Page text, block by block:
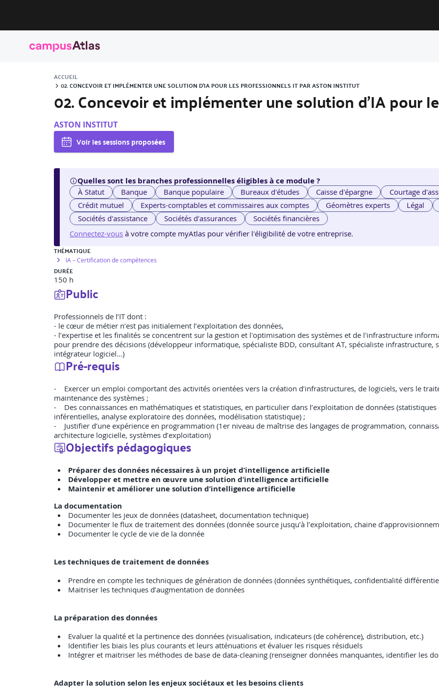
ACCUEIL
02. CONCEVOIR ET IMPLÉMENTER UNE SOLUTION D’IA POUR LES PROFESSIONNELS IT PAR ASTON INSTITUT
02. Concevoir et implémenter une solution d’IA pour
ASTON INSTITUT
Voir les sessions proposées
Quelles sont les branches professionnelles éligibles à ce module ?
À Statut Banque Banque populaire Bureaux d'études Caisse d'épargne
Courtage
Crédit mutuel
Experts-comptables et commissaires aux comptes Géomètres experts Légal
Sociétés d'assistance
Sociétés d'assurances
Sociétés financières
Connectez-vous à votre compte myAtlas pour vérifier l'éligibilité de votre entreprise.
THÉMATIQUE
IA – Certification de compétences
DURÉE
150 h
Public
Professionnels de l’IT dont :
- le cœur de métier n’est pas initialement l’exploitation des données,
- l’expertise et les finalités se concentrent sur la gestion et l'optimisation des systèmes et de l'infrastructure
pour prendre des décisions (développeur informatique, spécialiste BDD, consultant AT, spécialiste infrastructure,
intégrateur logiciel...)
Pré-requis
- Exercer un emploi comportant des activités orientées vers la création d’infrastructures, de logiciels, vers le
maintenance des systèmes ;
- Des connaissances en mathématiques et statistiques, en particulier dans l’exploitation de données
inférentielles, analyse exploratoire des données, modélisation statistique) ;
- Justifier d’une expérience en programmation (1er niveau de maîtrise des langages de programmation,
architecture logicielle, systèmes d’exploitation)
Objectifs pédagogiques
Préparer des données nécessaires à un projet d’intelligence artificielle
Développer et mettre en œuvre une solution d’intelligence artificielle
Maintenir et améliorer une solution d’intelligence artificielle
La documentation
Documenter les jeux de données (datasheet, documentation technique)
Documenter le flux de traitement des données (donnée source jusqu’à l’exploitation, chaine
Documenter le cycle de vie de la donnée
Les techniques de traitement de données
Prendre en compte les techniques de génération de données (données synthétiques, confidentialité
Maitriser les techniques d’augmentation de données
La préparation des données
Evaluer la qualité et la pertinence des données (visualisation, indicateurs (de cohérence), distribution, etc.)
Identifier les biais les plus courants et leurs atténuations et évaluer les risques résiduels
Intégrer et maitriser les méthodes de base de data-cleaning (renseigner données manquantes, identifier les
Adapter la solution selon les enjeux sociétaux et les besoins clients